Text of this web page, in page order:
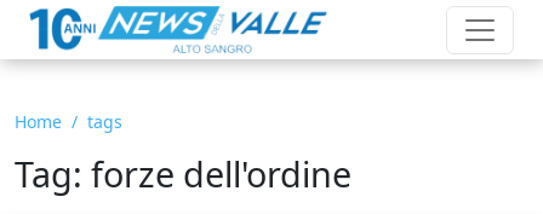
Home tags
Tag: forze dell'ordine